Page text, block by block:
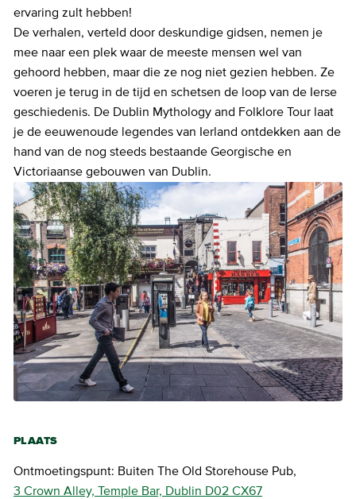
ervaring zult hebben!
De verhalen, verteld door deskundige gidsen, nemen je
mee naar een plek waar de meeste mensen wel van
gehoord hebben, maar die ze nog niet gezien hebben. Ze
voeren je terug in de tijd en schetsen de loop van de Ierse
geschiedenis. De Dublin Mythology and Folklore Tour laat
je de eeuwenoude legendes van Ierland ontdekken aan de
hand van de nog steeds bestaande Georgische en
Victoriaanse gebouwen van Dublin.
PLAATS
Ontmoetingspunt: Buiten The Old Storehouse Pub,
3 Crown Alley, Temple Bar, Dublin D02 CX67